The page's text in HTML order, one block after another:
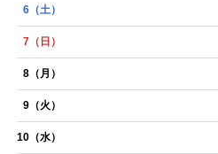
6 （土）
7 （日）
8 （月）
9 （火）
10 （水）